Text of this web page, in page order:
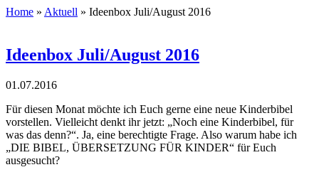
Home » Aktuell » Ideenbox Juli/August 2016
Ideenbox Juli/August 2016
01.07.2016
Für diesen Monat möchte ich Euch gerne eine neue Kinderbibel
vorstellen. Vielleicht denkt ihr jetzt: „Noch eine Kinderbibel, für
was das denn?“. Ja, eine berechtigte Frage. Also warum habe ich
„DIE BIBEL, ÜBERSETZUNG FÜR KINDER“ für Euch
ausgesucht?